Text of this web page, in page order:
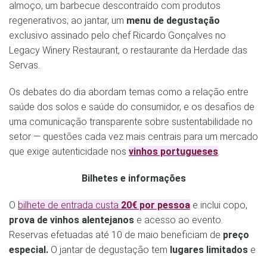
almoço, um barbecue descontraído com produtos
regenerativos; ao jantar, um menu de degustação
exclusivo assinado pelo chef Ricardo Gonçalves no
Legacy Winery Restaurant, o restaurante da Herdade das
Servas.
Os debates do dia abordam temas como a relação entre
saúde dos solos e saúde do consumidor, e os desafios de
uma comunicação transparente sobre sustentabilidade no
setor — questões cada vez mais centrais para um mercado
que exige autenticidade nos vinhos portugueses.
Bilhetes e informações
O bilhete de entrada custa 20€ por pessoa e inclui copo,
prova de vinhos alentejanos e acesso ao evento.
Reservas efetuadas até 10 de maio beneficiam de preço
especial. O jantar de degustação tem lugares limitados e